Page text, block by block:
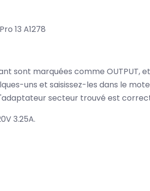
13 A1278
sont marquées comme OUTPUT,
uns et saisissez-les dans le
secteur trouvé est
3.25A.